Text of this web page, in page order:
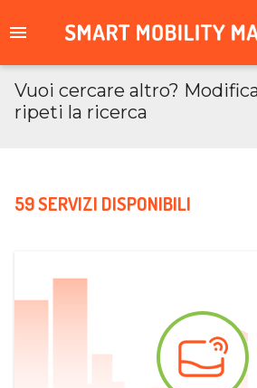
Vuoi cercare altro?
ripeti la ricerca
59 SERVIZI DISPONIBILI